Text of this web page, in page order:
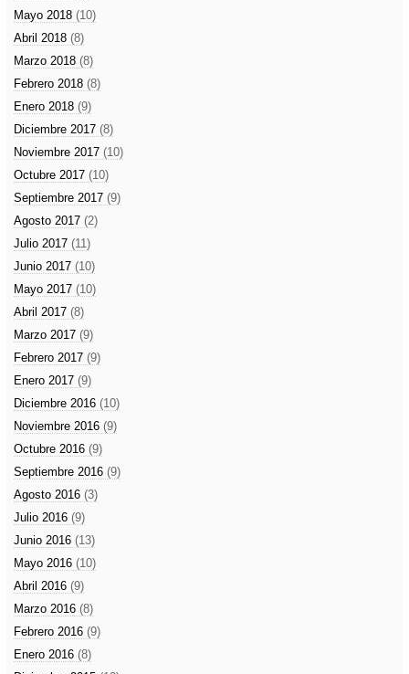
Mayo 2018 (10)
Abril 2018 (8)
Marzo 2018 (8)
Febrero 2018 (8)
Enero 2018 (9)
Diciembre 2017 (8)
Noviembre 2017 (10)
Octubre 2017 (10)
Septiembre 2017 (9)
Agosto 2017 (2)
Julio 2017 (11)
Junio 2017 (10)
Mayo 2017 (10)
Abril 2017 (8)
Marzo 2017 (9)
Febrero 2017 (9)
Enero 2017 (9)
Diciembre 2016 (10)
Noviembre 2016 (9)
Octubre 2016 (9)
Septiembre 2016 (9)
Agosto 2016 (3)
Julio 2016 (9)
Junio 2016 (13)
Mayo 2016 (10)
Abril 2016 (9)
Marzo 2016 (8)
Febrero 2016 (9)
Enero 2016 (8)